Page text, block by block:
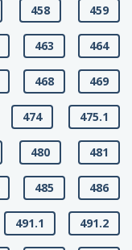
458 459
463 464
468 469
474 475.1
480 481
485 486
491.1 491.2